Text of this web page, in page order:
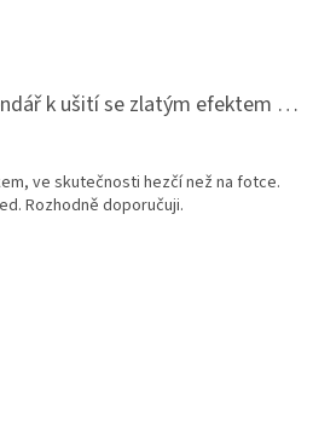
Adventní kalendář k ušití se zlatým efektem 042Q
je 5 z 5 hvězdiček.
ve skutečnosti hezčí než na fotce.
Rozhodně doporučuji.